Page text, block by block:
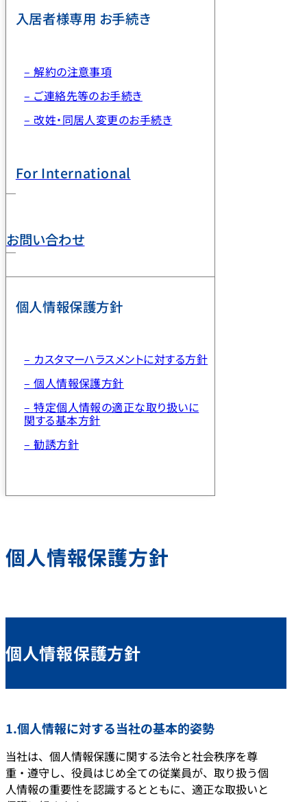
入居者様専用 お手続き
– 解約の注意事項
– ご連絡先等のお手続き
– 改姓・同居人変更のお手続き
For International
お問い合わせ
個人情報保護方針
– カスタマーハラスメントに対する方針
– 個人情報保護方針
– 特定個人情報の適正な取り扱いに
関する基本方針
– 勧誘方針
個人情報保護方針
個人情報保護方針
1.個人情報に対する当社の基本的姿勢
当社は、個人情報保護に関する法令と社会秩序を尊
重・遵守し、役員はじめ全ての従業員が、取り扱う個
人情報の重要性を認識するとともに、適正な取扱いと